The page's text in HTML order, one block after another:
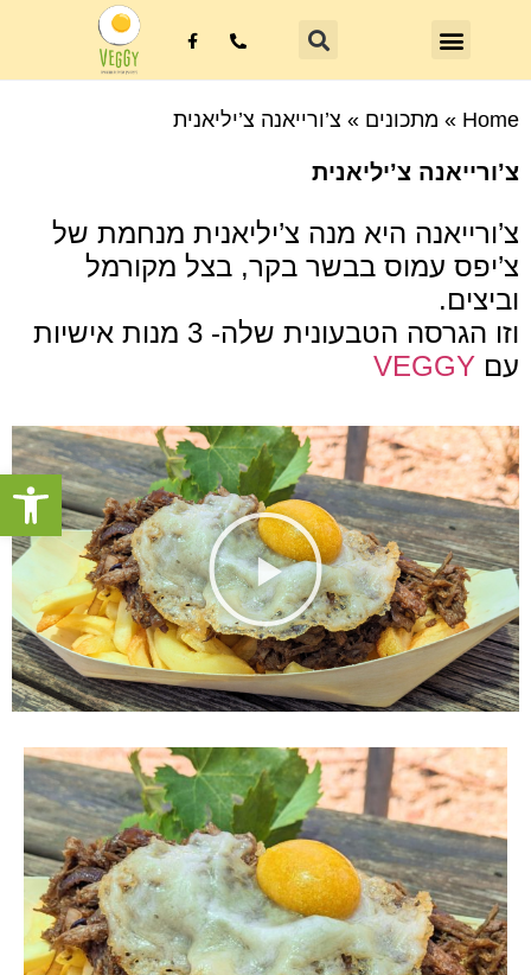
פתח
Home
» מתכונים » צ’ורייאנה צ’יליאנית
צ’ורייאנה צ’יליאנית
צ’ורייאנה היא מנה צ’יליאנית מנחמת של
צ’יפס עמוס בבשר בקר, בצל מקורמל
וביצים.
וזו הגרסה הטבעונית שלה- 3 מנות אישיות
עם VEGGY